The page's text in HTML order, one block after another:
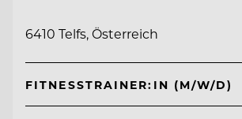
6410 Telfs, Österreich
FITNESSTRAINER:IN (M/W/D)